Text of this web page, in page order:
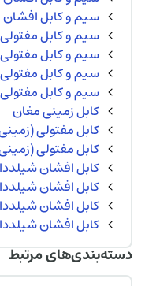
سیم و کابل افشان
سیم و کابل مفتولی
سیم و کابل مفتولی
سیم و کابل
سیم و کابل مفتولی
کابل زمینی مغان
کابل مفتولی
کابل مفتولی
کابل افشان
کابل افشان
کابل افشان
کابل افشان
دسته‌بندی‌های مرتبط